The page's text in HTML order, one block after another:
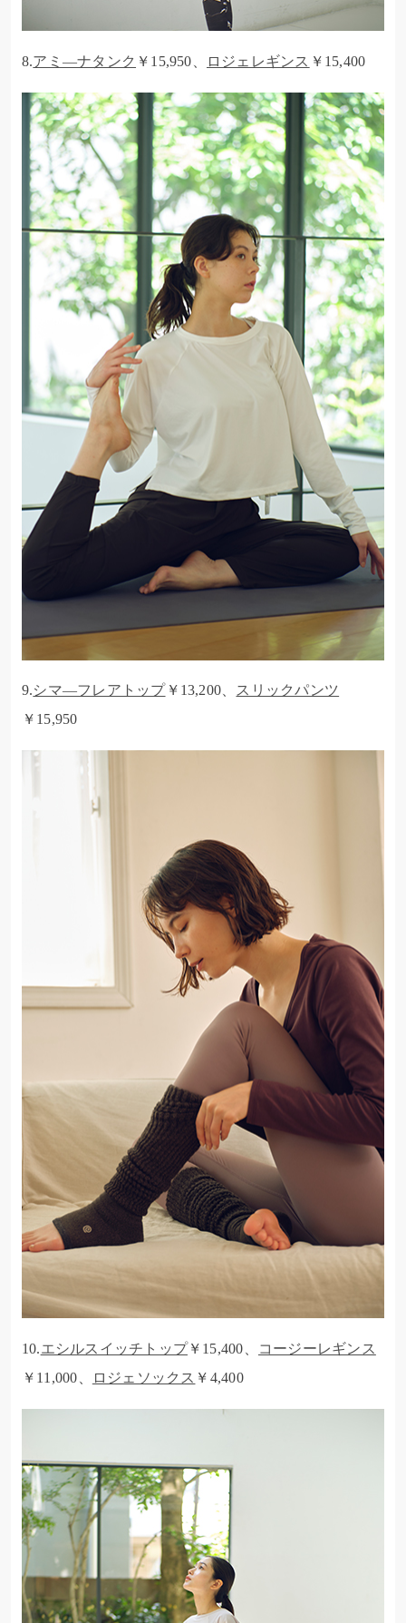
8.アミ―ナタンク ￥15,950、 ロジェレギンス ￥15,400
9.シマ―フレアトップ￥13,200、 スリックパンツ
￥15,950
10.エシルスイッチトップ￥15,400、
コージーレギンス
￥11,000、
ロジェソックス ￥4,400